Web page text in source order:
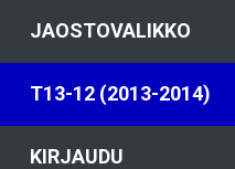
JAOSTOVALIKKO
T13-12 (2013-2014)
KIRJAUDU